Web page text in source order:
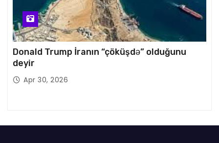
Donald Trump İranın “çöküşdə” olduğunu
deyir
Apr 30, 2026